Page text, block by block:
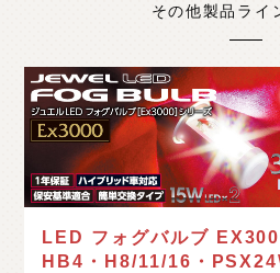
その他製品ライ
LED フォグバルブ
HB4・H8/11/16・